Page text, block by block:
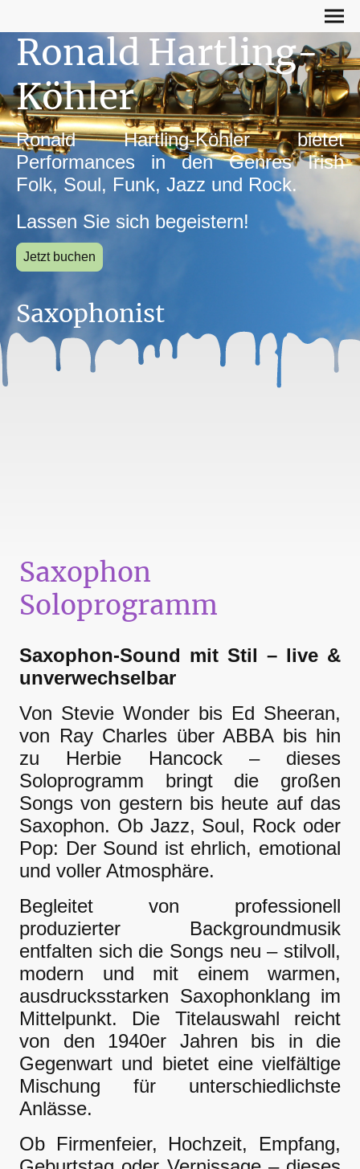
Ronald Hartling-
Köhler
Ronald Hartling-Köhler bietet
Performances in den Genres Irish
Folk, Soul, Funk, Jazz und Rock.
Lassen Sie sich begeistern!
Jetzt buchen
Saxophonist
Saxophon
Soloprogramm
Saxophon-Sound mit Stil – live &
unverwechselbar
Von Stevie Wonder bis Ed Sheeran,
von Ray Charles über ABBA bis hin
zu Herbie Hancock – dieses
Soloprogramm bringt die großen
Songs von gestern bis heute auf das
Saxophon. Ob Jazz, Soul, Rock oder
Pop: Der Sound ist ehrlich, emotional
und voller Atmosphäre.
Begleitet von professionell
produzierter Backgroundmusik
entfalten sich die Songs neu – stilvoll,
modern und mit einem warmen,
ausdrucksstarken Saxophonklang im
Mittelpunkt. Die Titelauswahl reicht
von den 1940er Jahren bis in die
Gegenwart und bietet eine vielfältige
Mischung für unterschiedlichste
Anlässe.
Ob Firmenfeier, Hochzeit, Empfang,